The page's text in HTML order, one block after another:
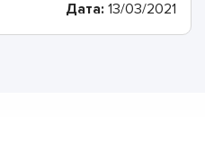
Дата: 13/03/2021